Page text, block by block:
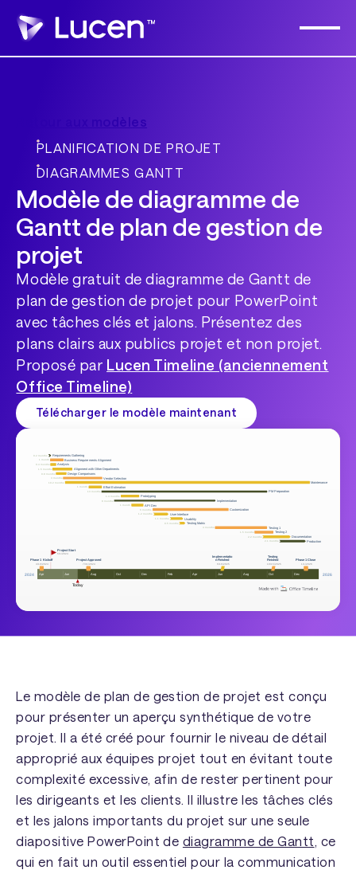
Retour aux modèles
PLANIFICATION DE PROJET
DIAGRAMMES GANTT
Modèle de diagramme de
Gantt de plan de gestion de
projet
Modèle gratuit de diagramme de Gantt de
plan de gestion de projet pour PowerPoint
avec tâches clés et jalons. Présentez des
plans clairs aux publics projet et non projet.
Proposé par Lucen Timeline (anciennement
Office Timeline)
Télécharger le modèle maintenant
Le modèle de plan de gestion de projet est conçu
pour présenter un aperçu synthétique de votre
projet. Il a été créé pour fournir le niveau de détail
approprié aux équipes projet tout en évitant toute
complexité excessive, afin de rester pertinent pour
les dirigeants et les clients. Il illustre les tâches clés
et les jalons importants du projet sur une seule
diapositive PowerPoint de diagramme de Gantt , ce
qui en fait un outil essentiel pour la communication